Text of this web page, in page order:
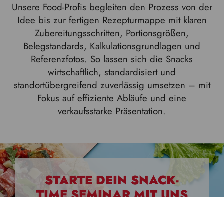
Unsere Food-Profis begleiten den Prozess von der
Idee bis zur fertigen Rezepturmappe mit klaren
Zubereitungsschritten, Portionsgrößen,
Belegstandards, Kalkulationsgrundlagen und
Referenzfotos. So lassen sich die Snacks
wirtschaftlich, standardisiert und
standortübergreifend zuverlässig umsetzen – mit
Fokus auf effiziente Abläufe und eine
verkaufsstarke Präsentation.
STARTE DEIN SNACK-